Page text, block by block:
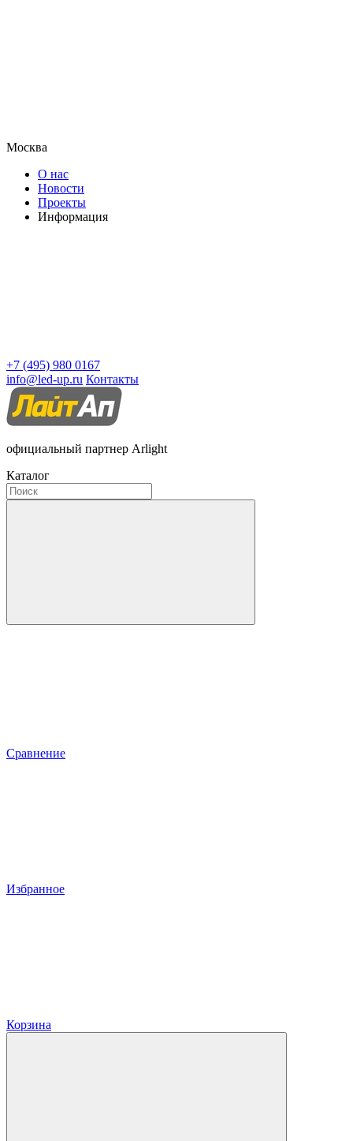
Москва
О нас
Новости
Проекты
Информация
+7 (495) 980 0167
info@led-up.ru Контакты
официальный партнер Arlight
Каталог
Сравнение
Избранное
Корзина